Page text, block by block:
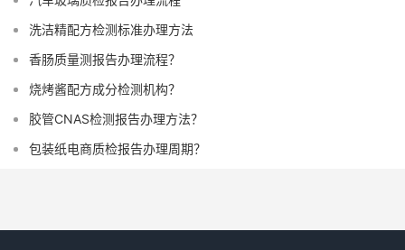
洗洁精配方检测标准办理方法
香肠质量测报告办理流程？
烧烤酱配方成分检测机构？
胶管CNAS检测报告办理方法？
包装纸电商质检报告办理周期？